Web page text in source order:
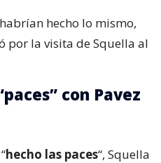
hecho lo mismo,
por la visita de Squella al
con Pavez
hecho las paces“, Squella